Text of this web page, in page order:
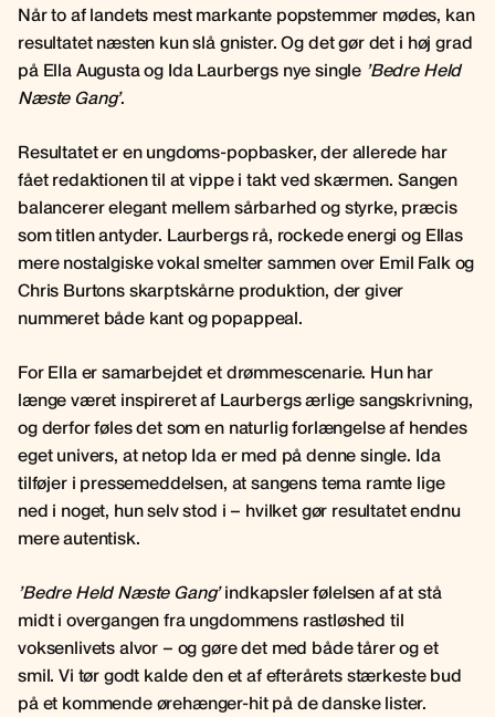
Når to af landets mest markante popstemmer mødes, kan
resultatet næsten kun slå gnister. Og det gør det i høj grad
på Ella Augusta og Ida Laurbergs nye single ’Bedre Held
Næste Gang’.
Resultatet er en ungdoms-popbasker, der allerede har
fået redaktionen til at vippe i takt ved skærmen. Sangen
balancerer elegant mellem sårbarhed og styrke, præcis
som titlen antyder. Laurbergs rå, rockede energi og Ellas
mere nostalgiske vokal smelter sammen over Emil Falk og
Chris Burtons skarptskårne produktion, der giver
nummeret både kant og popappeal.
For Ella er samarbejdet et drømmescenarie. Hun har
længe været inspireret af Laurbergs ærlige sangskrivning,
og derfor føles det som en naturlig forlængelse af hendes
eget univers, at netop Ida er med på denne single. Ida
tilføjer i pressemeddelsen, at sangens tema ramte lige
ned i noget, hun selv stod i – hvilket gør resultatet endnu
mere autentisk.
’Bedre Held Næste Gang’indkapsler følelsen af at stå
midt i overgangen fra ungdommens rastløshed til
voksenlivets alvor – og gøre det med både tårer og et
smil. Vi tør godt kalde den et af efterårets stærkeste bud
på et kommende ørehænger-hit på de danske lister.